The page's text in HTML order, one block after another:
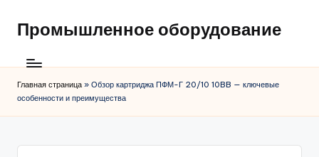
Промышленное оборудование
Главная страница » Обзор картриджа ПФМ-Г 20/10 10BB — ключевые
особенности и преимущества